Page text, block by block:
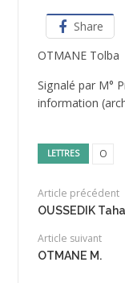
Share
OTMANE Tolba
Signalé par M°
information
LETTRES O
Article précédent
OUSSEDIK
Article suivant
OTMANE M.